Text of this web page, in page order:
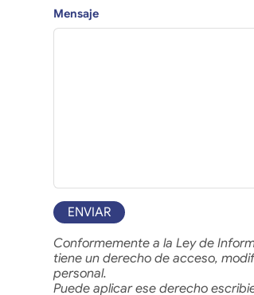
Mensaje
ENVIAR
Conformemente a la Ley de
tiene un derecho de acceso,
personal.
Puede aplicar ese derecho